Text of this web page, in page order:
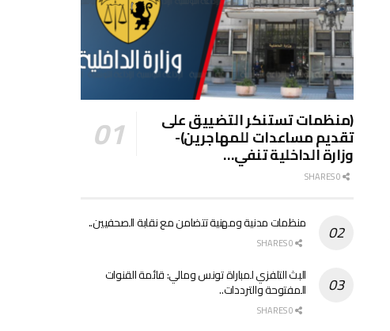
(منظمات تستنكر التضييق على
تقديم مساعدات للمهاجرين)-
وزارة الداخلية تنفي…
منظمات مدنية ومهنية تتضامن مع نقابة الصحفيين..
البث التلفزي لمباراة تونس ومالي: قائمة القنوات
المفتوحة والترددات..